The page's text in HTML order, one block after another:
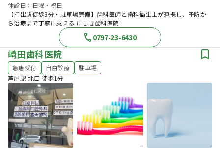
休診日：日曜・祝日
【打出駅徒歩3分・駐車場完備】歯科医師と歯科衛生士が連携し、予防か
ら治療まで丁寧に支える にしき歯科医院
0797-23-6430
崎田歯科医院
急患受付 自由診療
駐車場
芦屋駅 北口 徒歩1分